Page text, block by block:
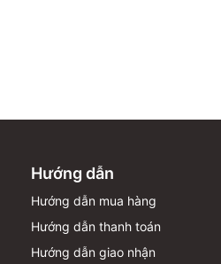
Hướng dẫn
Hướng dẫn mua hàng
Hướng dẫn thanh toán
Hướng dẫn giao nhận